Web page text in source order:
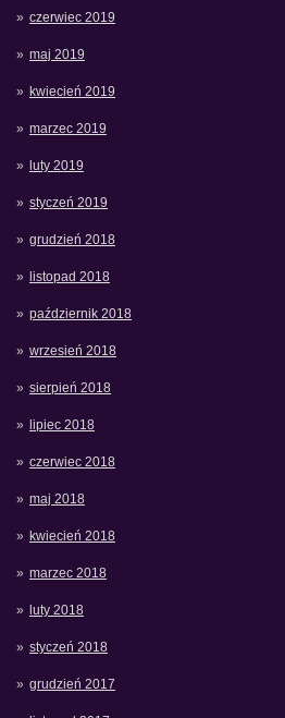
czerwiec 2019
maj 2019
kwiecień 2019
marzec 2019
luty 2019
styczeń 2019
grudzień 2018
listopad 2018
październik 2018
wrzesień 2018
sierpień 2018
lipiec 2018
czerwiec 2018
maj 2018
kwiecień 2018
marzec 2018
luty 2018
styczeń 2018
grudzień 2017